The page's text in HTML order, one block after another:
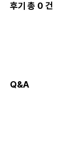
후기 총 0 건
Q&A